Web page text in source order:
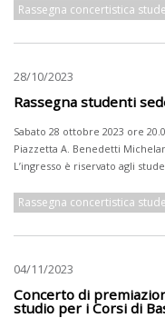
Rassegna concertistica
28/10/2023
Rassegna studenti
Sabato 28 ottobre 2023 ore
Piazzetta A. Benedetti
L’ingresso è riservato agli
Rassegna concertistica
04/11/2023
Concerto di
studio per i Corsi di